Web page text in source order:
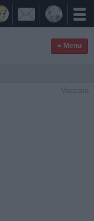

≡ Menu
Vaccata